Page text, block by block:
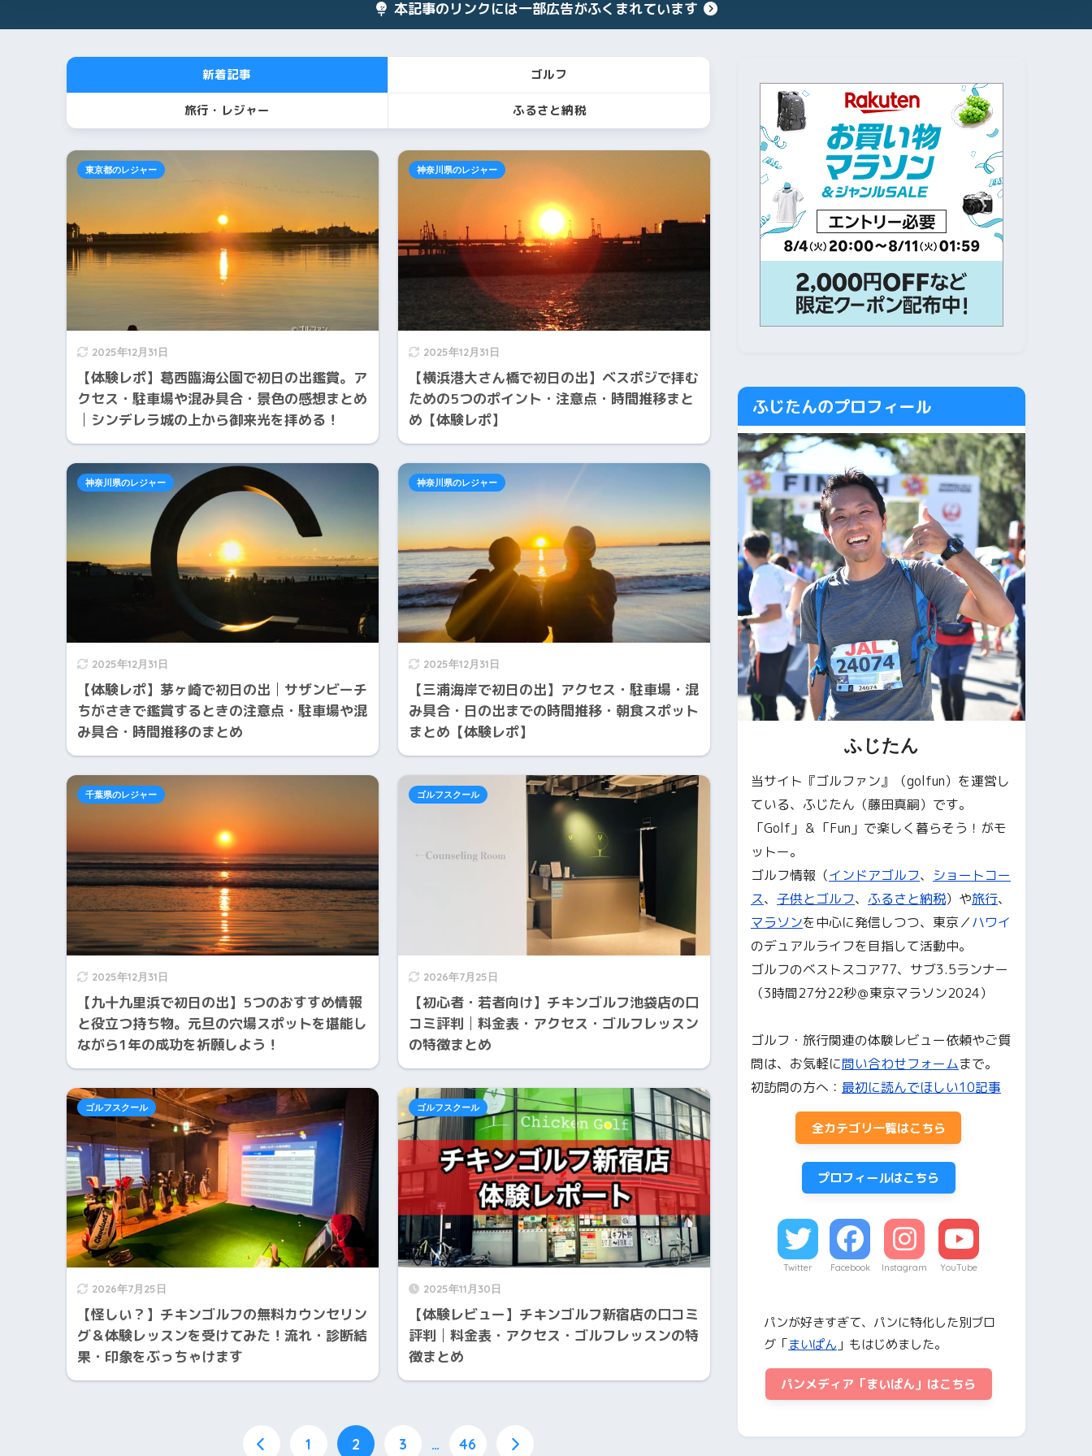
本記事のリンクには一部広告がふくまれています
新着記事 ゴルフ
旅行・レジャー ふるさと納税
2025年12月31日
【体験レポ】葛西臨海公園で初日の出鑑賞。ア
クセス・駐車場や混み具合・景色の感想まとめ
│シンデレラ城の上から御来光を拝める！
東京都のレジャー
2025年12月31日
【横浜港大さん橋で初日の出】ベスポジで拝む
ための5つのポイント・注意点・時間推移まと
め【体験レポ】
神奈川県のレジャー
2025年12月31日
【体験レポ】茅ヶ崎で初日の出│サザンビーチ
ちがさきで鑑賞するときの注意点・駐車場や混
み具合・時間推移のまとめ
神奈川県のレジャー
2025年12月31日
【三浦海岸で初日の出】アクセス・駐車場・混
み具合・日の出までの時間推移・朝食スポット
まとめ【体験レポ】
神奈川県のレジャー
2025年12月31日
【九十九里浜で初日の出】5つのおすすめ情報
と役立つ持ち物。元旦の穴場スポットを堪能し
ながら1年の成功を祈願しよう！
千葉県のレジャー
2026年7月25日
【初心者・若者向け】チキンゴルフ池袋店の口
コミ評判│料金表・アクセス・ゴルフレッスン
の特徴まとめ
ゴルフスクール
2026年7月25日
【怪しい？】チキンゴルフの無料カウンセリン
グ＆体験レッスンを受けてみた！流れ・診断結
果・印象をぶっちゃけます
ゴルフスクール
2025年11月30日
【体験レビュー】チキンゴルフ新宿店の口コミ
評判│料金表・アクセス・ゴルフレッスンの特
徴まとめ
ゴルフスクール
1 2 3 … 46
ふじたんのプロフィール
ふじたん
当サイト『ゴルファン』（golfun）を運営し
ている、ふじたん（藤田真嗣）です。
「Golf」＆「Fun」で楽しく暮らそう！がモ
ットー。
ゴルフ情報（インドアゴルフ、 ショートコー
ス、 子供とゴルフ、 ふるさと納税）や旅行、
マラソンを中心に発信しつつ、東京／ハワイ
のデュアルライフを目指して活動中。
ゴルフのベストスコア77、サブ3.5ランナー
（3時間27分22秒＠東京マラソン2024）
ゴルフ・旅行関連の体験レビュー依頼やご質
問は、お気軽に問い合わせフォームまで。
初訪問の方へ： 最初に読んでほしい10記事
全カテゴリ一覧はこちら
プロフィールはこちら
Twitter Facebook Instagram YouTube
パンが好きすぎて、パンに特化した別ブロ
グ「まいぱん 」もはじめました。
パンメディア「まいぱん」はこちら